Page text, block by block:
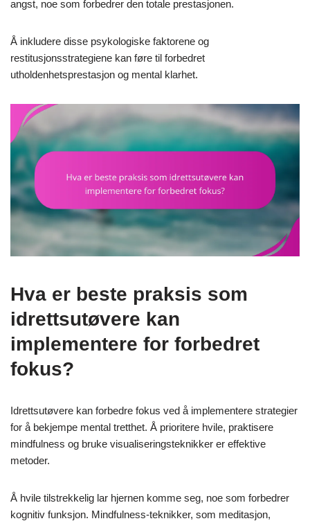
angst, noe som forbedrer den totale prestasjonen.
Å inkludere disse psykologiske faktorene og
restitusjonsstrategiene kan føre til forbedret
utholdenhetsprestasjon og mental klarhet.
Hva er beste praksis som
idrettsutøvere kan
implementere for forbedret
fokus?
Idrettsutøvere kan forbedre fokus ved å implementere strategier
for å bekjempe mental tretthet. Å prioritere hvile, praktisere
mindfulness og bruke visualiseringsteknikker er effektive
metoder.
Å hvile tilstrekkelig lar hjernen komme seg, noe som forbedrer
kognitiv funksjon. Mindfulness-teknikker, som meditasjon,